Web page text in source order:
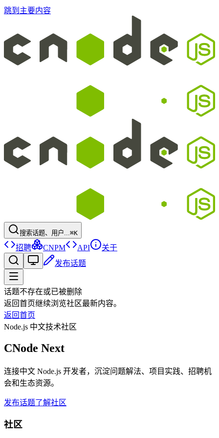
跳到主要内容
搜索话题、用户...⌘K
招聘 CNPM API
关于
发布话题
话题不存在或已被删除
返回首页继续浏览社区最新内容。
返回首页
Node.js 中文技术社区
CNode Next
连接中文 Node.js 开发者，沉淀问题解法、项目实践、招聘机
会和生态资源。
发布话题了解社区
社区